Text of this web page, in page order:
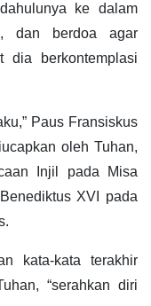
ke dalam
dan berdoa agar
dia berkontemplasi
Paus Fransiskus
oleh Tuhan,
Injil pada Misa
XVI pada
kata-kata terakhir
“serahkan diri